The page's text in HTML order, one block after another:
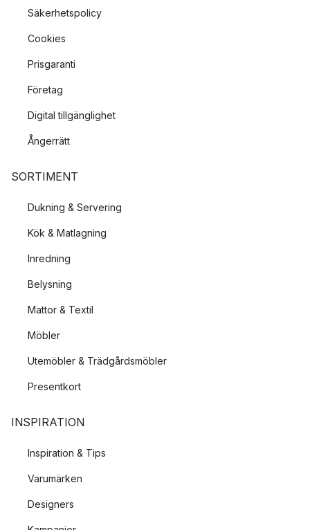
Säkerhetspolicy
Cookies
Prisgaranti
Företag
Digital tillgänglighet
Ångerrätt
SORTIMENT
Dukning & Servering
Kök & Matlagning
Inredning
Belysning
Mattor & Textil
Möbler
Utemöbler & Trädgårdsmöbler
Presentkort
INSPIRATION
Inspiration & Tips
Varumärken
Designers